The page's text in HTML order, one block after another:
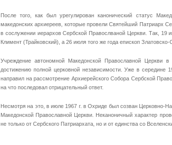
После того, как был урегулирован канонический статус
македонских архиереев, которые провели Святейший Патриарх
в сослужении иерархов Сербской Правослваной Церкви. Так, 19
Климент (Трайковский), а 26 июля того же года епископ
Учреждение автономной Македонской Православной Церкви
достижению полной церковной независимости. Уже в
направил на рассмотрение Архиерейского Собора Сербской
на что последовал отрицательный ответ.
Несмотря на это, в июле 1967 г. в Охриде был созван Церковно-
Македонской Православной Церкви. Неканоничный характер
не только от Сербского Патриархата, но и от единства со